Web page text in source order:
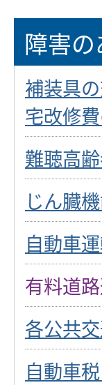
障害
補装具
宅改修
難聴高
じん臓
自動車
有料道
各公共
自動車